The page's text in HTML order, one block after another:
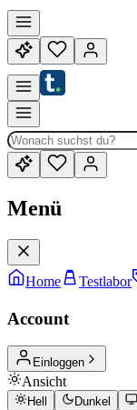
Menü
Home Testlabor
Account
Einloggen
Ansicht
Hell Dunkel